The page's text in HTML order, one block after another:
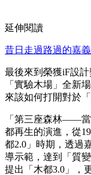
延伸閱讀
昔日走過路過的嘉
最後來到榮獲iF設
「實驗木場」全新
來該如何打開對於
「第三座森林——
都再生的演進，從
都2.0」時期，透過
導示範，達到「質
提出「木都3.0」，